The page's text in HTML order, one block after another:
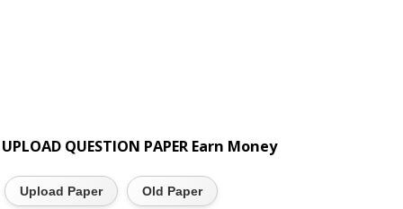
UPLOAD QUESTION PAPER Earn Money
Upload Paper Old Paper